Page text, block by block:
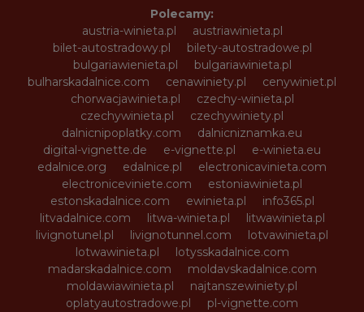
Polecamy:
austria-winieta.pl
austriawinieta.pl
bilet-autostradowy.pl
bilety-autostradowe.pl
bulgariawienieta.pl
bulgariawinieta.pl
bulharskadalnice.com
cenawiniety.pl
cenywiniet.pl
chorwacjawinieta.pl
czechy-winieta.pl
czechywinieta.pl
czechywiniety.pl
dalnicnipoplatky.com
dalnicniznamka.eu
digital-vignette.de
e-vignette.pl
e-winieta.eu
edalnice.org
edalnice.pl
electronicavinieta.com
electroniceviniete.com
estoniawinieta.pl
estonskadalnice.com
ewinieta.pl
info365.pl
litvadalnice.com
litwa-winieta.pl
litwawinieta.pl
livignotunel.pl
livignotunnel.com
lotvawinieta.pl
lotwawinieta.pl
lotysskadalnice.com
madarskadalnice.com
moldavskadalnice.com
moldawiawinieta.pl
najtanszewiniety.pl
oplatyautostradowe.pl
pl-vignette.com